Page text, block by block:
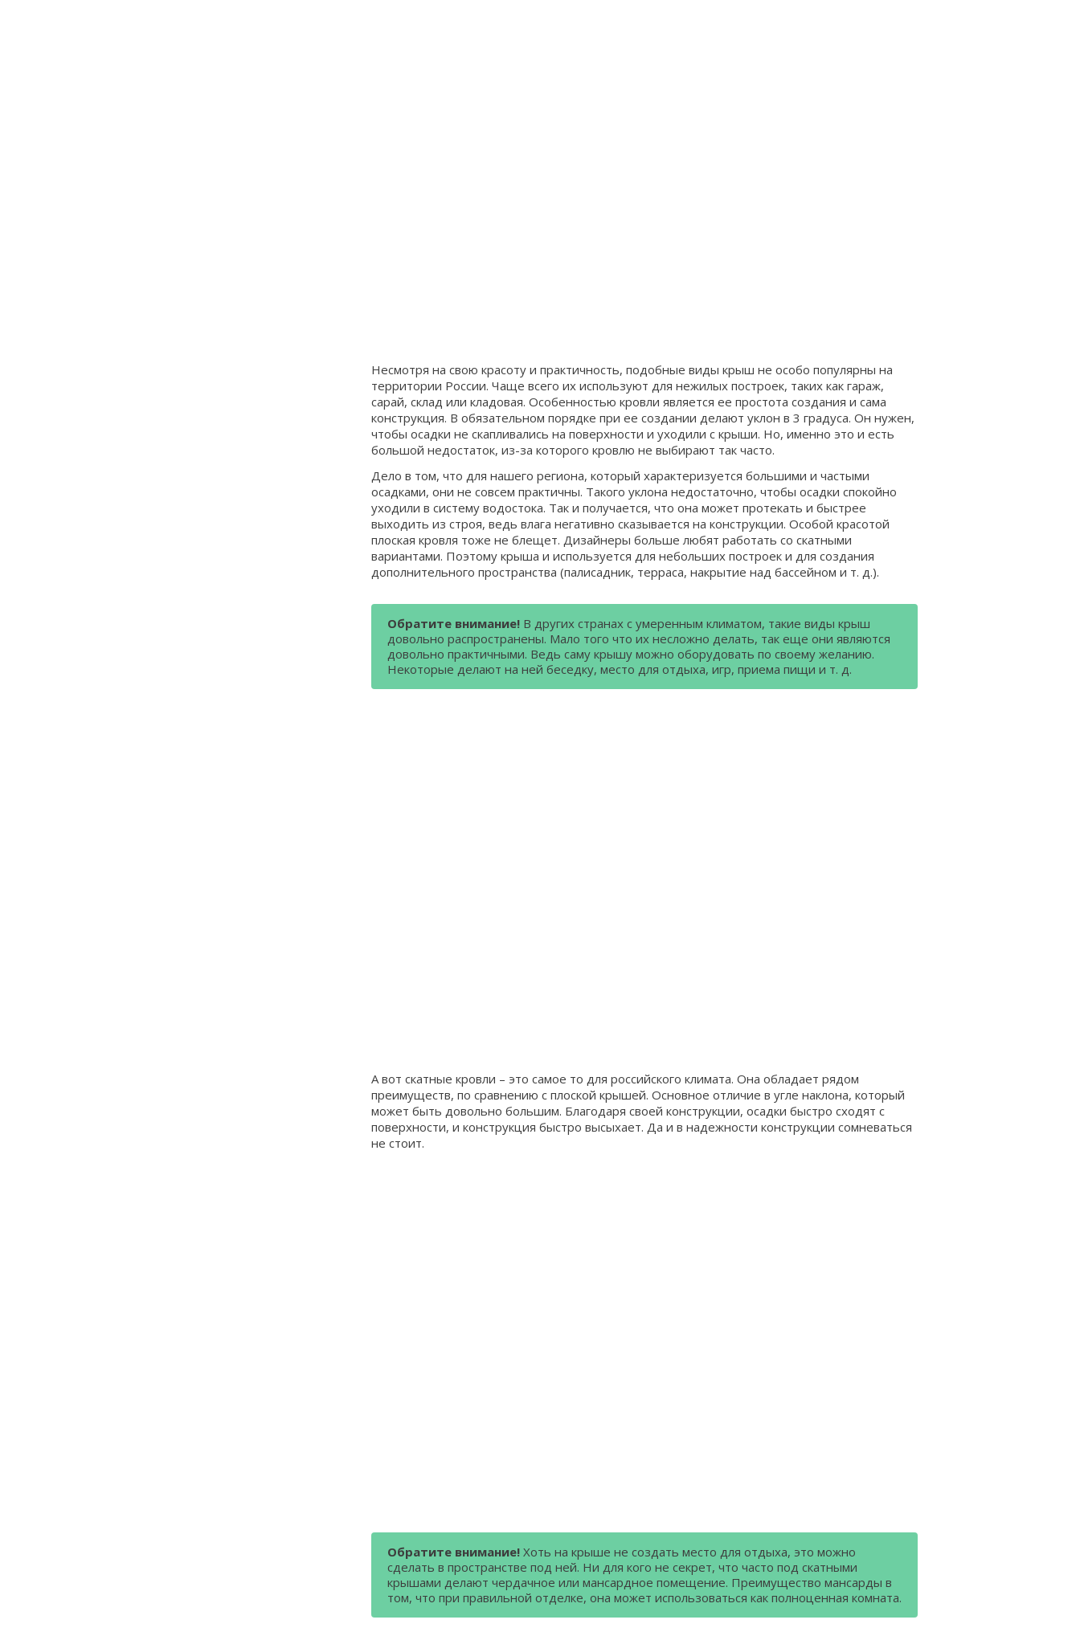
Несмотря на свою красоту и практичность, подобные виды крыш не особо популярны на
территории России. Чаще всего их используют для нежилых построек, таких как гараж,
сарай, склад или кладовая. Особенностью кровли является ее простота создания и сама
конструкция. В обязательном порядке при ее создании делают уклон в 3 градуса. Он нужен,
чтобы осадки не скапливались на поверхности и уходили с крыши. Но, именно это и есть
большой недостаток, из-за которого кровлю не выбирают так часто.
Дело в том, что для нашего региона, который характеризуется большими и частыми
осадками, они не совсем практичны. Такого уклона недостаточно, чтобы осадки спокойно
уходили в систему водостока. Так и получается, что она может протекать и быстрее
выходить из строя, ведь влага негативно сказывается на конструкции. Особой красотой
плоская кровля тоже не блещет. Дизайнеры больше любят работать со скатными
вариантами. Поэтому крыша и используется для небольших построек и для создания
дополнительного пространства (палисадник, терраса, накрытие над бассейном и т. д.).
Обратите внимание! В других странах с умеренным климатом, такие виды крыш
довольно распространены. Мало того что их несложно делать, так еще они являются
довольно практичными. Ведь саму крышу можно оборудовать по своему желанию.
Некоторые делают на ней беседку, место для отдыха, игр, приема пищи и т. д.
А вот скатные кровли – это самое то для российского климата. Она обладает рядом
преимуществ, по сравнению с плоской крышей. Основное отличие в угле наклона, который
может быть довольно большим. Благодаря своей конструкции, осадки быстро сходят с
поверхности, и конструкция быстро высыхает. Да и в надежности конструкции сомневаться
не стоит.
Обратите внимание! Хоть на крыше не создать место для отдыха, это можно
сделать в пространстве под ней. Ни для кого не секрет, что часто под скатными
крышами делают чердачное или мансардное помещение. Преимущество мансарды в
том, что при правильной отделке, она может использоваться как полноценная комната.